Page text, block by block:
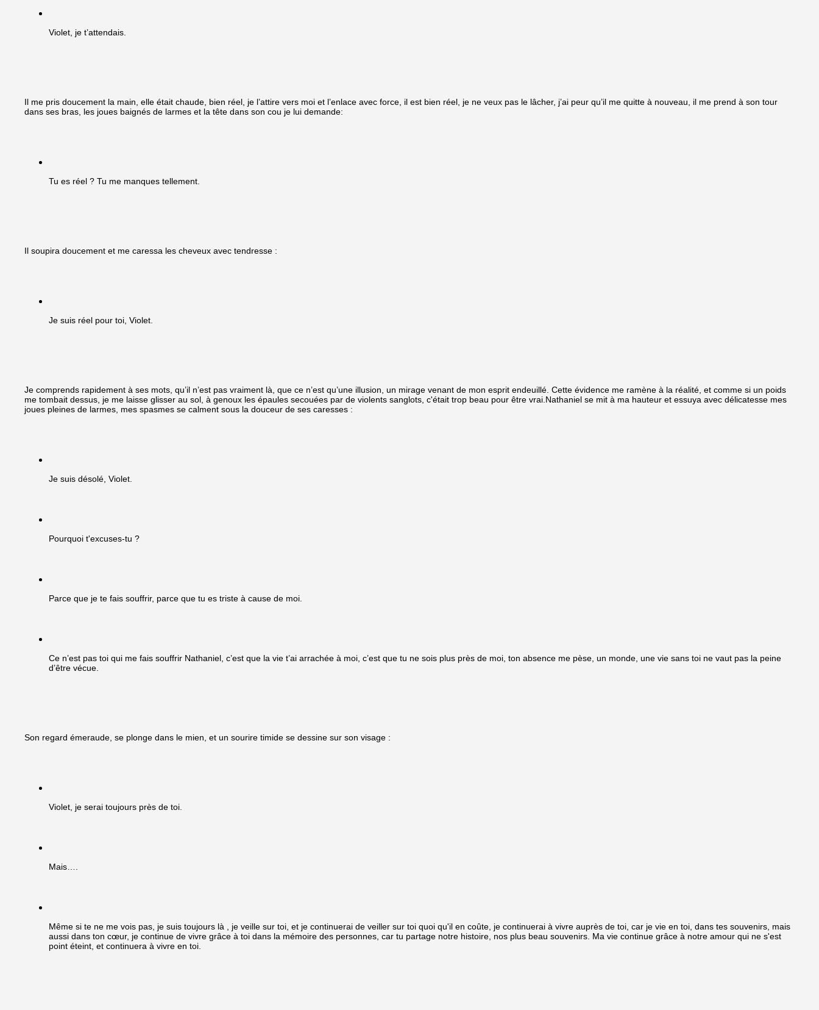
Violet, je t’attendais.
Il me pris doucement la main, elle était chaude, bien réel, je l’attire vers moi et l’enlace avec force, il est bien réel, je ne veux pas le lâcher, j’ai peur qu’il me quitte à nouveau, il me prend à son tour
dans ses bras, les joues baignés de larmes et la tête dans son cou je lui demande:
Tu es réel ? Tu me manques tellement.
Il soupira doucement et me caressa les cheveux avec tendresse :
Je suis réel pour toi, Violet.
Je comprends rapidement à ses mots, qu’il n’est pas vraiment là, que ce n’est qu’une illusion, un mirage venant de mon esprit endeuillé. Cette évidence me ramène à la réalité, et comme si un poids
me tombait dessus, je me laisse glisser au sol, à genoux les épaules secouées par de violents sanglots, c'était trop beau pour être vrai.Nathaniel se mit à ma hauteur et essuya avec délicatesse mes
joues pleines de larmes, mes spasmes se calment sous la douceur de ses caresses :
Je suis désolé, Violet.
Pourquoi t'excuses-tu ?
Parce que je te fais souffrir, parce que tu es triste à cause de moi.
Ce n’est pas toi qui me fais souffrir Nathaniel, c’est que la vie t’ai arrachée à moi, c’est que tu ne sois plus près de moi, ton absence me pèse, un monde, une vie sans toi ne vaut pas la peine
d’être vécue.
Son regard émeraude, se plonge dans le mien, et un sourire timide se dessine sur son visage :
Violet, je serai toujours près de toi.
Mais….
Même si te ne me vois pas, je suis toujours là , je veille sur toi, et je continuerai de veiller sur toi quoi qu'il en coûte, je continuerai à vivre auprès de toi, car je vie en toi, dans tes souvenirs, mais
aussi dans ton cœur, je continue de vivre grâce à toi dans la mémoire des personnes, car tu partage notre histoire, nos plus beau souvenirs. Ma vie continue grâce à notre amour qui ne s'est
point éteint, et continuera à vivre en toi.